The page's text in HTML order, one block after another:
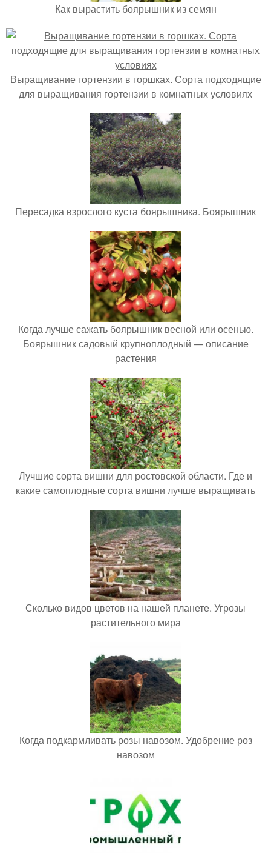
Как вырастить боярышник из семян
Выращивание гортензии в горшках. Сорта подходящие
для выращивания гортензии в комнатных условиях
Пересадка взрослого куста боярышника. Боярышник
Когда лучше сажать боярышник весной или осенью.
Боярышник садовый крупноплодный — описание
растения
Лучшие сорта вишни для ростовской области. Где и
какие самоплодные сорта вишни лучше выращивать
Сколько видов цветов на нашей планете. Угрозы
растительного мира
Когда подкармливать розы навозом. Удобрение роз
навозом